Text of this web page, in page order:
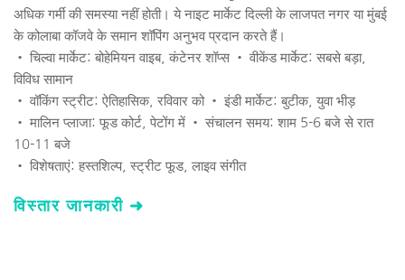
अधिक गर्मी की समस्या नहीं होती। ये नाइट मार्केट दिल्ली के लाजपत नगर या मुंबई
के कोलाबा कॉजवे के समान शॉपिंग अनुभव प्रदान करते हैं।
• चिल्वा मार्केट: बोहेमियन वाइब, कंटेनर शॉप्स • वीकेंड मार्केट: सबसे बड़ा,
विविध सामान
• वॉकिंग स्ट्रीट: ऐतिहासिक, रविवार को • इंडी मार्केट: बुटीक, युवा भीड़
• मालिन प्लाजा: फूड कोर्ट, पेटोंग में • संचालन समय: शाम 5-6 बजे से रात
10-11 बजे
• विशेषताएं: हस्तशिल्प, स्ट्रीट फूड, लाइव संगीत
विस्तार जानकारी ➜